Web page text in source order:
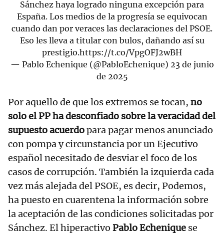
Sánchez haya logrado ninguna excepción para
España. Los medios de la progresía se equivocan
cuando dan por veraces las declaraciones del PSOE.
Eso les lleva a titular con bulos, dañando así su
prestigio.https://t.co/VpgOFJ2wBH
— Pablo Echenique (@PabloEchenique) 23 de junio
de 2025
Por aquello de que los extremos se tocan, no
solo el PP ha desconfiado sobre la veracidad del
supuesto acuerdopara pagar menos anunciado
con pompa y circunstancia por un Ejecutivo
español necesitado de desviar el foco de los
casos de corrupción. También la izquierda cada
vez más alejada del PSOE, es decir, Podemos,
ha puesto en cuarentena la información sobre
la aceptación de las condiciones solicitadas por
Sánchez. El hiperactivo Pablo Echenique se